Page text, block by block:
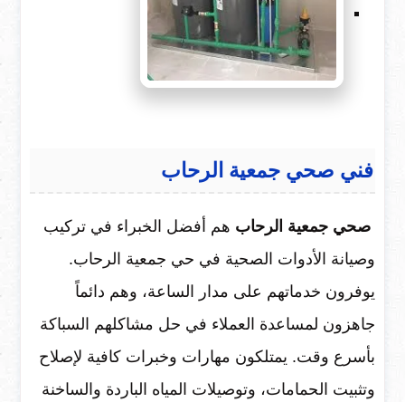
فني صحي جمعية الرحاب
صحي جمعية الرحاب هم أفضل الخبراء في تركيب
وصيانة الأدوات الصحية في حي جمعية الرحاب.
يوفرون خدماتهم على مدار الساعة، وهم دائماً
جاهزون لمساعدة العملاء في حل مشاكلهم السباكة
بأسرع وقت. يمتلكون مهارات وخبرات كافية لإصلاح
وتثبيت الحمامات، وتوصيلات المياه الباردة والساخنة